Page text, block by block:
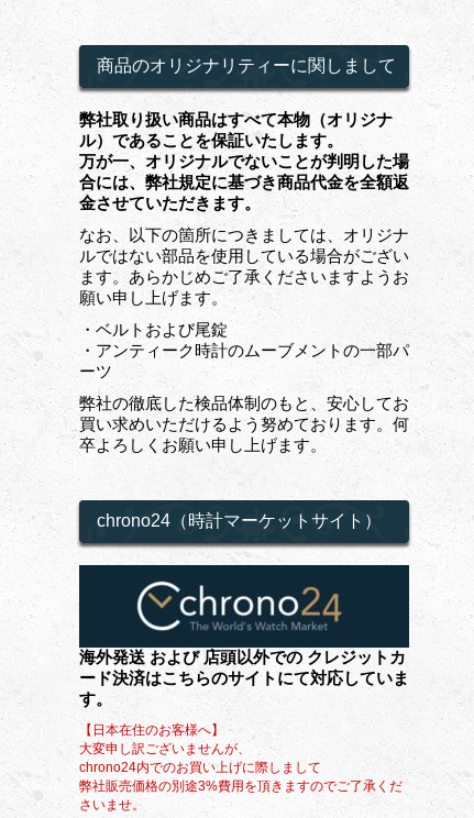
商品のオリジナリティーに関しまして
弊社取り扱い商品はすべて本物（オリジナ
ル）であることを保証いたします。
万が一、オリジナルでないことが判明した場
合には、弊社規定に基づき商品代金を全額返
金させていただきます。
なお、以下の箇所につきましては、オリジナ
ルではない部品を使用している場合がござい
ます。あらかじめご了承くださいますようお
願い申し上げます。
・ベルトおよび尾錠
・アンティーク時計のムーブメントの一部パ
ーツ
弊社の徹底した検品体制のもと、安心してお
買い求めいただけるよう努めております。何
卒よろしくお願い申し上げます。
chrono24（時計マーケットサイト）
海外発送 および 店頭以外での クレジットカ
ード決済はこちらのサイトにて対応していま
す。
【日本在住のお客様へ】
大変申し訳ございませんが、
chrono24内でのお買い上げに際しまして
弊社販売価格の別途3%費用を頂きますのでご了承くだ
さいませ。